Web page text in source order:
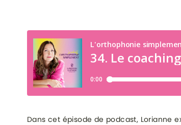
Dans cet épisode de podcast, Lorianne